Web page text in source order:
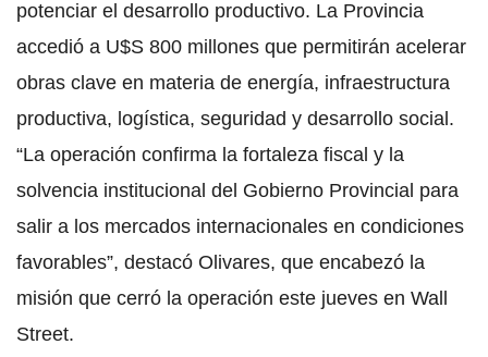
potenciar el desarrollo productivo. La Provincia
accedió a U$S 800 millones que permitirán acelerar
obras clave en materia de energía, infraestructura
productiva, logística, seguridad y desarrollo social.
“La operación confirma la fortaleza fiscal y la
solvencia institucional del Gobierno Provincial para
salir a los mercados internacionales en condiciones
favorables”, destacó Olivares, que encabezó la
misión que cerró la operación este jueves en Wall
Street.